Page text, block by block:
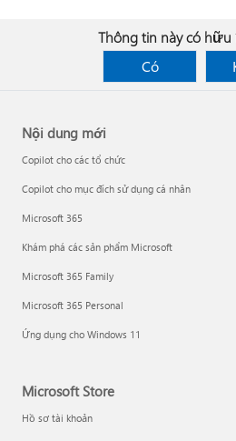
Thông tin này có hữu
Có
Nội dung mới
Copilot cho các tổ chức
Copilot cho mục đích sử dụng cá nhân
Microsoft 365
Khám phá các sản phẩm Microsoft
Microsoft 365 Family
Microsoft 365 Personal
Ứng dụng cho Windows 11
Microsoft Store
Hồ sơ tài khoản